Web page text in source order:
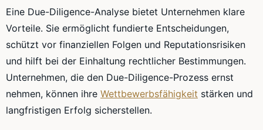
Eine Due-Diligence-Analyse bietet Unternehmen klare
Vorteile. Sie ermöglicht fundierte Entscheidungen,
schützt vor finanziellen Folgen und Reputationsrisiken
und hilft bei der Einhaltung rechtlicher Bestimmungen.
Unternehmen, die den Due-Diligence-Prozess ernst
nehmen, können ihre Wettbewerbsfähigkeit stärken und
langfristigen Erfolg sicherstellen.